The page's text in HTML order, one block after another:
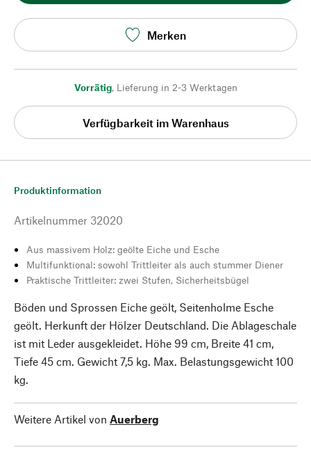
Merken
Vorrätig, Lieferung in 2-3 Werktagen
Verfügbarkeit im Warenhaus
Produktinformation
Artikelnummer 32020
Aus massivem Holz: geölte Eiche und Esche
Multifunktional: sowohl Trittleiter als auch stummer Diener
Praktische Trittleiter: zwei Stufen, Sicherheitsbügel
Böden und Sprossen Eiche geölt, Seitenholme Esche
geölt. Herkunft der Hölzer Deutschland. Die Ablageschale
ist mit Leder ausgekleidet. Höhe 99 cm, Breite 41 cm,
Tiefe 45 cm. Gewicht 7,5 kg. Max. Belastungsgewicht 100
kg.
Weitere Artikel von Auerberg